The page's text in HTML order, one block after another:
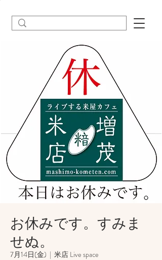
お休みです。すみま
せぬ。
7月14日(金)
  |
米店 Live space